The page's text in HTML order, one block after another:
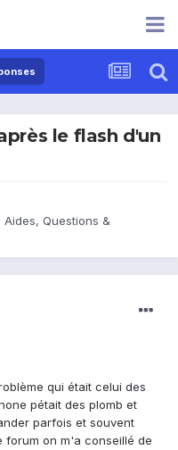
le flash d'un
Questions &
qui était celui des
pétait des plomb et
parfois et souvent
forum on m'a conseillé de